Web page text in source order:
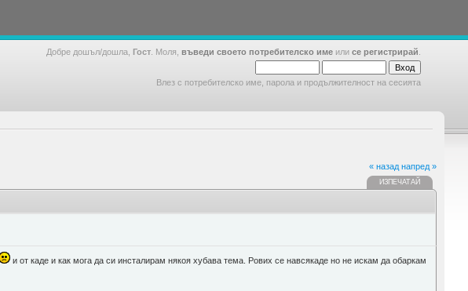
Добре дошъл/дошла, Гост . Моля, въведи своето потребителско име или се регистрирай
Влез с потребителско име, парола и продължителност на сесията
« назад напред »
ИЗПЕЧАТАЙ
и от каде и как мога да си инсталирам някоя хубава тема. Рових се навсякаде но не искам да обаркам